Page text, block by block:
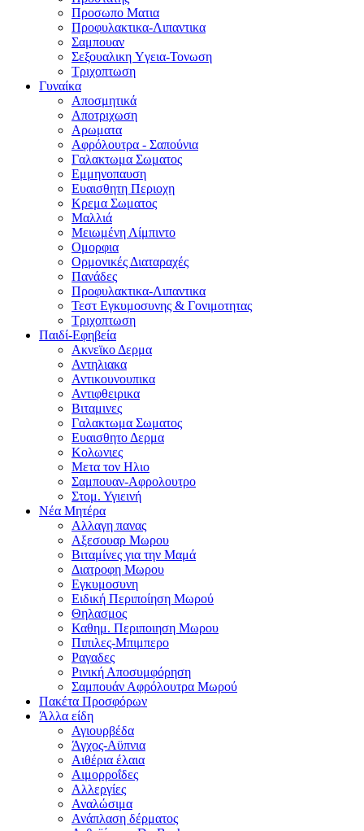
Προσωπο Ματια
Προφυλακτικα-Λιπαντικα
Σαμπουαν
Σεξουαλικη Yγεια-Τονωση
Τριχοπτωση
Γυναίκα
Αποσμητικά
Αποτριχωση
Αρωματα
Αφρόλουτρα - Σαπούνια
Γαλακτωμα Σωματος
Εμμηνοπαυση
Ευαισθητη Περιοχη
Κρεμα Σωματος
Μαλλιά
Μειωμένη Λίμπιντο
Ομορφια
Ορμονικές Διαταραχές
Πανάδες
Προφυλακτικα-Λιπαντικα
Τεστ Εγκυμοσυνης & Γονιμοτητας
Τριχοπτωση
Παιδί-Εφηβεία
Ακνεϊκο Δερμα
Αντηλιακα
Αντικουνουπικα
Αντιφθειρικα
Βιταμινες
Γαλακτωμα Σωματος
Ευαισθητο Δερμα
Κολωνιες
Μετα τον Ηλιο
Σαμπουαν-Αφρολουτρο
Στομ. Υγιεινή
Νέα Μητέρα
Αλλαγη πανας
Αξεσουαρ Μωρου
Βιταμίνες για την Μαμά
Διατροφη Μωρου
Εγκυμοσυνη
Ειδική Περιποίηση Μωρού
Θηλασμος
Καθημ. Περιποιηση Μωρου
Πιπιλες-Μπιμπερο
Ραγαδες
Ρινική Αποσυμφόρηση
Σαμπουάν Αφρόλουτρα Μωρού
Πακέτα Προσφόρων
Άλλα είδη
Αγιουρβέδα
Άγχος-Αϋπνια
Αιθέρια έλαια
Αιμορροΐδες
Αλλεργίες
Αναλώσιμα
Ανάπλαση δέρματος